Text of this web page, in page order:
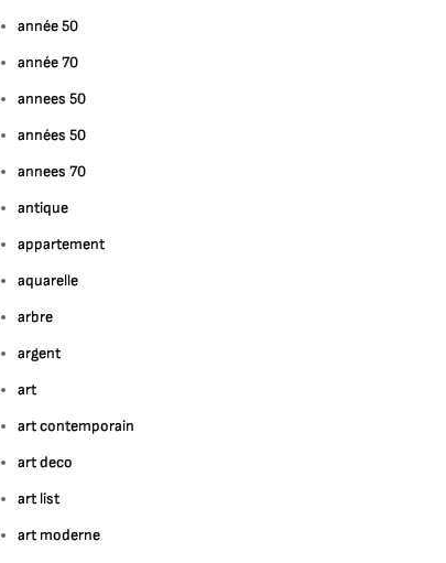
année 50
année 70
annees 50
années 50
annees 70
antique
appartement
aquarelle
arbre
argent
art
art contemporain
art deco
art list
art moderne